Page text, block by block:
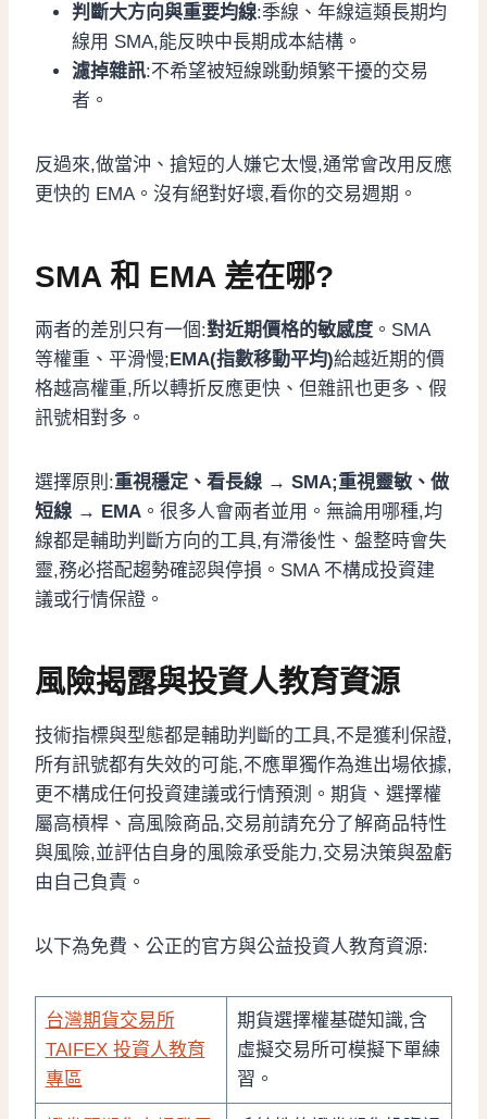
判斷大方向與重要均線:季線、年線這類長期均
線用 SMA,能反映中長期成本結構。
濾掉雜訊:不希望被短線跳動頻繁干擾的交易
者。
反過來,做當沖、搶短的人嫌它太慢,通常會改用反應
更快的 EMA。沒有絕對好壞,看你的交易週期。
SMA 和 EMA 差在哪?
兩者的差別只有一個:對近期價格的敏感度 。SMA
等權重、平滑慢;EMA(指數移動平均)給越近期的價
格越高權重,所以轉折反應更快、但雜訊也更多、假
訊號相對多。
選擇原則:重視穩定、看長線 → SMA;重視靈敏、做
短線 → EMA 。很多人會兩者並用。無論用哪種,均
線都是輔助判斷方向的工具,有滯後性、盤整時會失
靈,務必搭配趨勢確認與停損。SMA 不構成投資建
議或行情保證。
風險揭露與投資人教育資源
技術指標與型態都是輔助判斷的工具,不是獲利保證,
所有訊號都有失效的可能,不應單獨作為進出場依據,
更不構成任何投資建議或行情預測。期貨、選擇權
屬高槓桿、高風險商品,交易前請充分了解商品特性
與風險,並評估自身的風險承受能力,交易決策與盈虧
由自己負責。
以下為免費、公正的官方與公益投資人教育資源:
台灣期貨交易所
TAIFEX 投資人教育
專區
期貨選擇權基礎知識,含
虛擬交易所可模擬下單練
習。